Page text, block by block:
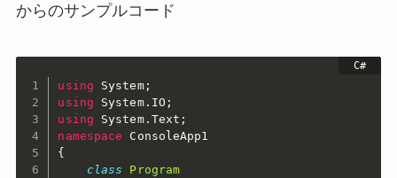
からのサンプルコード
using System;
using System. IO ;
using System. Text ;
namespace
{
class
Program